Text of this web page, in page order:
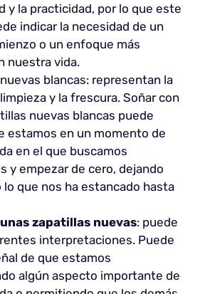
y la practicidad, por lo que este
indicar la necesidad de un
o un enfoque más
nuestra vida.
blancas: representan la
y la frescura. Soñar con
nuevas blancas puede
estamos en un momento de
en el que buscamos
y empezar de cero, dejando
que nos ha estancado hasta
zapatillas nuevas: puede
interpretaciones. Puede
de que estamos
algún aspecto importante de